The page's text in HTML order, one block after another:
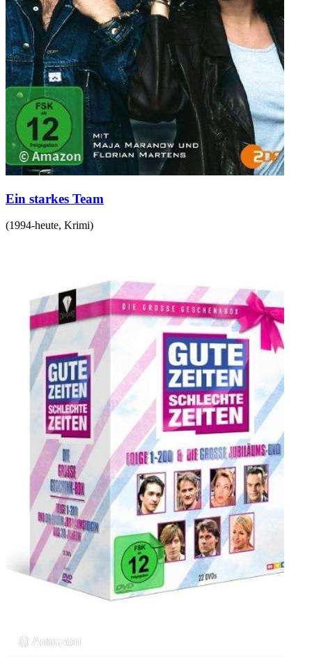
Ein starkes Team
(1994-heute, Krimi)